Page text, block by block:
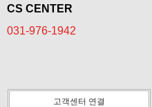
CS CENTER
031-976-1942
고객센터 연결